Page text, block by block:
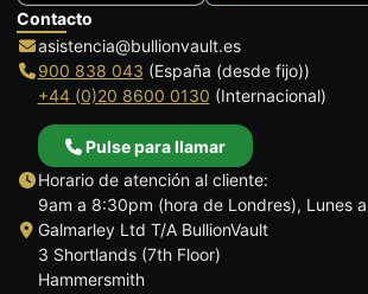
Contacto
asistencia@bullionvault.es
900 838 043 (España (desde fijo))
+44 (0)20 8600 0130 (Internacional)
Pulse para llamar
Horario de atención al cliente:
9am a 8:30pm (hora de Londres), Lunes
Galmarley Ltd T/A BullionVault
3 Shortlands (7th Floor)
Hammersmith